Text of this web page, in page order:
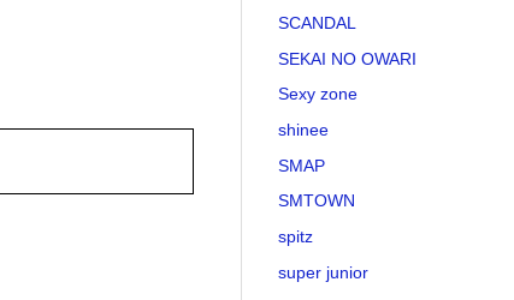
SCANDAL
SEKAI NO OWARI
Sexy zone
shinee
SMAP
SMTOWN
spitz
super junior